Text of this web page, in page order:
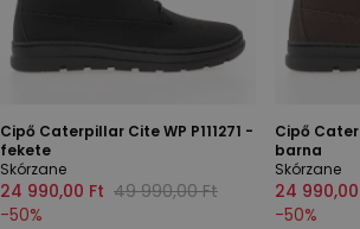
Cipő Caterpillar Cite WP P111271 -
fekete
Skórzane
24 990,00 Ft 49 990,00 Ft
-50%
Cipő
barna
Skórzane
24
-50%